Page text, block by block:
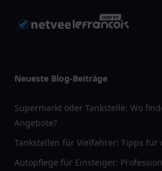
Neueste Blog-Beiträge
Supermarkt oder Tankstelle: Wo
Angebote?
Tankstellen für Vielfahrer: Tipps für
Autopflege für Einsteiger: